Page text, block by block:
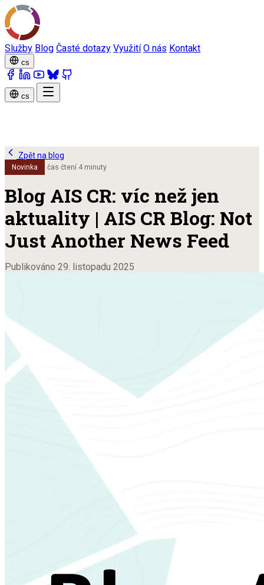
Služby Blog Časté dotazy Využití O nás Kontakt
cs
cs
Zpět na blog
Novinka čas čtení 4 minuty
Blog AIS CR: víc než jen
aktuality | AIS CR Blog: Not
Just Another News Feed
Publikováno 29. listopadu 2025